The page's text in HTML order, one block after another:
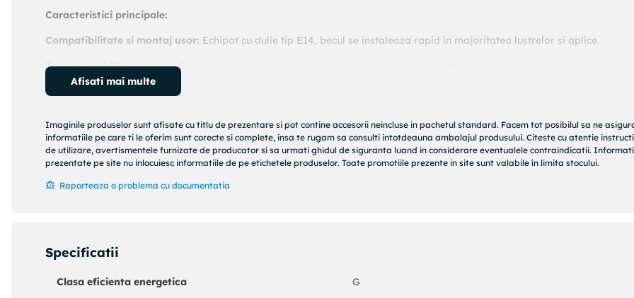
Caracteristici principale:
Compatibilitate si montaj usor: Echipat cu dulie tip E14, becul se instaleaza rapid in majoritatea lustrelor si aplice.
Tehnologie LED avansata: Consumand doar 6W, acest bec ofera o lumina echivalenta cu cea a unui bec incandescent de
asigurand economie semnificativa de energie.
bucatarii, unde claritatea este esentiala.
Dimabil: Permite ajustarea intensitatii luminoase, oferind flexibilitate si control total asupra ambiantei.
caracteristici care permit ajustarea usoara si o lumina rece, clara, acest bec este ideal pentru crearea unei atmosfere
Afisati mai multe
Imaginile produselor sunt afisate cu titlu de prezentare si pot contine accesorii neincluse in pachetul standard. Facem tot posibilul sa ne
informatiile pe care ti le oferim sunt corecte si complete, insa te rugam sa consulti intotdeauna ambalajul produsului. Citeste cu atentie
de utilizare, avertismentele furnizate de producator si sa urmati ghidul de siguranta luand in considerare eventualele contraindicatii.
prezentate pe site nu inlocuiesc informatiile de pe etichetele produselor. Toate promotiile prezente in site sunt valabile în limita stocului.
Raporteaza o problema cu documentatia
Specificatii
Clasa eficienta energetica G